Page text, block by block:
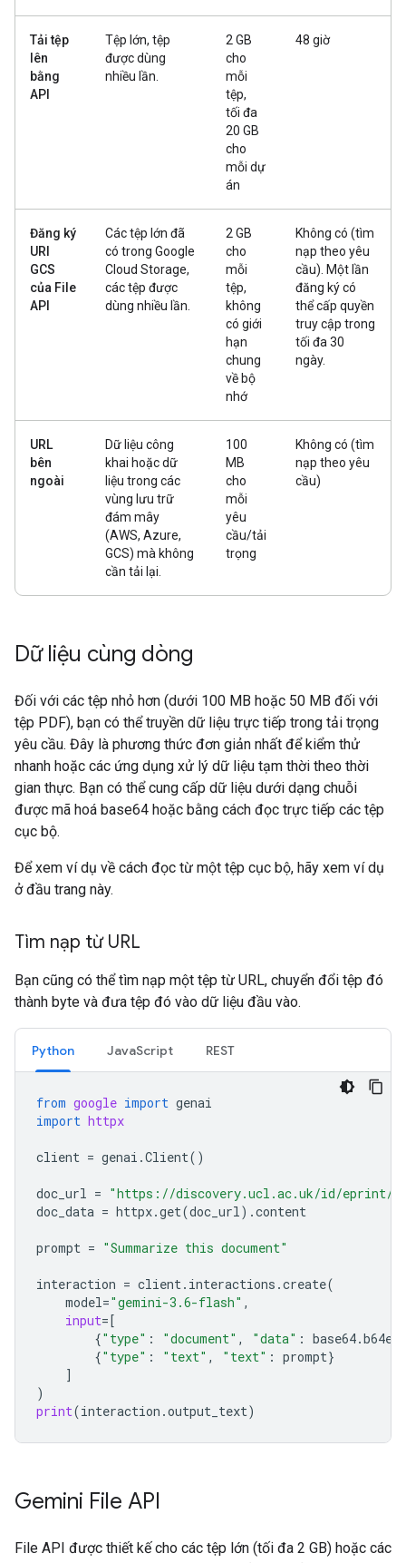
Tải tệp
lên
bằng
API
Tệp lớn, tệp
được dùng
nhiều lần.
2 GB
cho
mỗi
tệp,
tối đa
20 GB
cho
mỗi dự
án
48 giờ
Đăng ký
URI
GCS
của File
API
Các tệp lớn đã
có trong Google
Cloud Storage,
các tệp được
dùng nhiều lần.
2 GB
cho
mỗi
tệp,
không
có giới
hạn
chung
về bộ
nhớ
Không có (tìm
nạp theo yêu
cầu). Một lần
đăng ký có
thể cấp quyền
truy cập trong
tối đa 30
ngày.
URL
bên
ngoài
Dữ liệu công
khai hoặc dữ
liệu trong các
vùng lưu trữ
đám mây
(AWS, Azure,
GCS) mà không
cần tải lại.
100
MB
cho
mỗi
yêu
cầu/tải
trọng
Không có (tìm
nạp theo yêu
cầu)
Dữ liệu cùng dòng
Đối với các tệp nhỏ hơn (dưới 100 MB hoặc 50 MB đối với
tệp PDF), bạn có thể truyền dữ liệu trực tiếp trong tải trọng
yêu cầu. Đây là phương thức đơn giản nhất để kiểm thử
nhanh hoặc các ứng dụng xử lý dữ liệu tạm thời theo thời
gian thực. Bạn có thể cung cấp dữ liệu dưới dạng chuỗi
được mã hoá base64 hoặc bằng cách đọc trực tiếp các tệp
cục bộ.
Để xem ví dụ về cách đọc từ một tệp cục bộ, hãy xem ví dụ
ở đầu trang này.
Tìm nạp từ URL
Bạn cũng có thể tìm nạp một tệp từ URL, chuyển đổi tệp đó
thành byte và đưa tệp đó vào dữ liệu đầu vào.
Python JavaScript REST
from google import genai
import httpx
client = genai .Client()
doc_url = "https://discovery.ucl.ac.uk/id/eprint/
doc_data = httpx.get(doc_url) .content
prompt = "Summarize this document"
interaction = client. interactions .create(
model="gemini-3.6-flash" ,
input=[
{"type" : "document" , "data" : base64.
{"type" : "text" , "text" : prompt}
]
)
print(interaction .output_text)
Gemini File API
File API được thiết kế cho các tệp lớn (tối đa 2 GB) hoặc các